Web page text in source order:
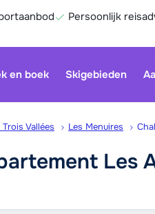
Persoonlijk
en boek Skigebieden
Trois Vallées Les Menuires
Les